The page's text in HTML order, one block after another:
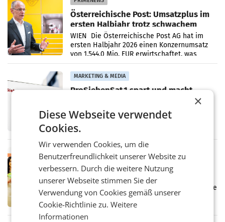
Österreichische Post: Umsatzplus im
ersten Halbjahr trotz schwachem
Briefgeschäft
WIEN Die Österreichische Post AG hat im
ersten Halbjahr 2026 einen Konzernumsatz
von 1.544,0 Mio. EUR erwirtschaftet, was
einem Plus von 3,8 Prozent gegenüber dem
Vergleichszeitraum
MARKETING & MEDIA
ProSiebenSat.1 spart und macht
Fernsehkonzern ProSiebenSat.1 hat im
Frühjahr dank Kostensenkungen operativ
wieder Gewinn gemacht und die
Markterwartung deutlich übertroffen.
Eine Bühne für Zirkularität: ARA und
Müller informieren am POS über
Kreislauffähigkeit
Über den gesamten August hinweg rücken die
Altstoff Recycling Austria AG (ARA) und der
Handelskonzern Müller die Initiative
„Kreislauf-Helden“ in allen österreichischen
×
Diese Webseite verwendet
Cookies.
Wir verwenden Cookies, um die
Benutzerfreundlichkeit unserer Website zu
verbessern. Durch die weitere Nutzung
unserer Webseite stimmen Sie der
Verwendung von Cookies gemäß unserer
Cookie-Richtlinie zu.Weitere
Informationen